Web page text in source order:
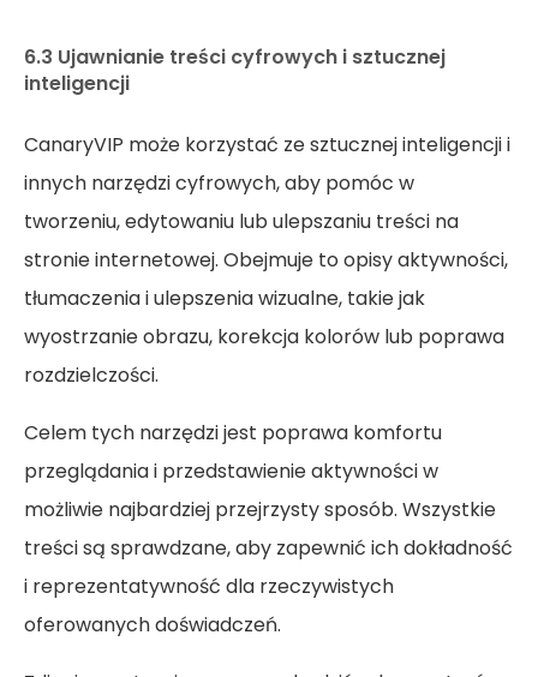
6.3 Ujawnianie treści cyfrowych i sztucznej
inteligencji
CanaryVIP może korzystać ze sztucznej inteligencji i
innych narzędzi cyfrowych, aby pomóc w
tworzeniu, edytowaniu lub ulepszaniu treści na
stronie internetowej. Obejmuje to opisy aktywności,
tłumaczenia i ulepszenia wizualne, takie jak
wyostrzanie obrazu, korekcja kolorów lub poprawa
rozdzielczości.
Celem tych narzędzi jest poprawa komfortu
przeglądania i przedstawienie aktywności w
możliwie najbardziej przejrzysty sposób. Wszystkie
treści są sprawdzane, aby zapewnić ich dokładność
i reprezentatywność dla rzeczywistych
oferowanych doświadczeń.